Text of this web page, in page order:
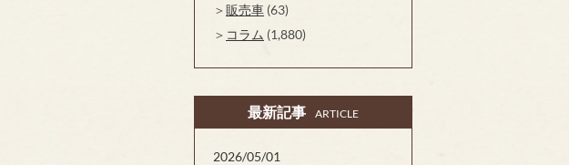
販売車 (63)
コラム (1,880)
最新記事 ARTICLE
2026/05/01